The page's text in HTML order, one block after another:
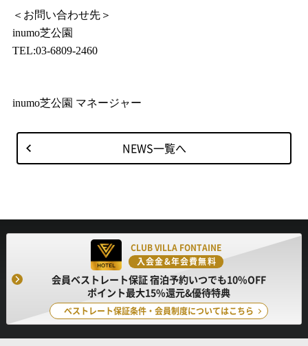
＜お問い合わせ先＞
inumo芝公園
TEL:03-6809-2460
inumo芝公園 マネージャー
NEWS一覧へ
CLUB VILLA FONTAINE
入会金&年会費無料
会員ベストレート保証 宿泊予約いつでも10%OFF
ポイント最大15%還元&優待特典
ベストレート保証条件・会員制度についてはこちら